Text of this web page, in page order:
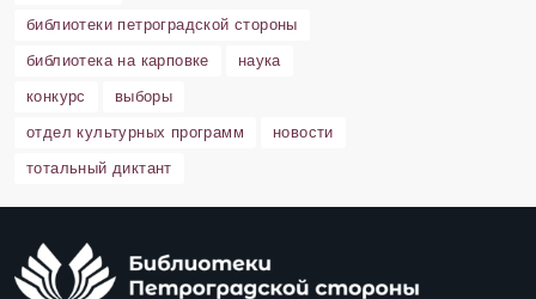
библиотеки петроградской стороны
библиотека на карповке
наука
конкурс
выборы
отдел культурных программ
новости
тотальный диктант